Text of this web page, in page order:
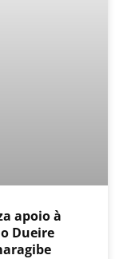
apoio à
Dueire